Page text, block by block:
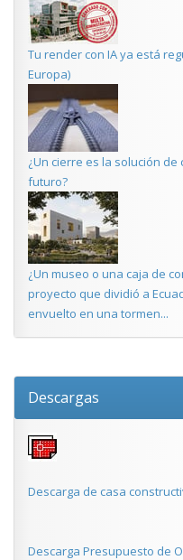
Tu render con IA ya está
Europa)
¿Un cierre es la solución de
futuro?
¿Un museo o una caja de
proyecto que dividió a
envuelto en una tormen...
Descargas
Descarga de casa
Descarga Presupuesto de